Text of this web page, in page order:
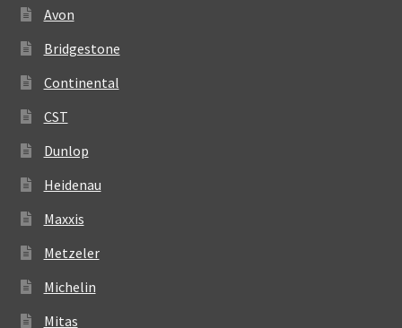
Avon
Bridgestone
Continental
CST
Dunlop
Heidenau
Maxxis
Metzeler
Michelin
Mitas